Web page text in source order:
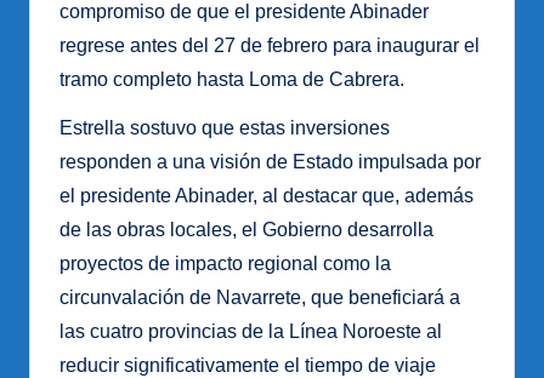
compromiso de que el presidente Abinader
regrese antes del 27 de febrero para inaugurar el
tramo completo hasta Loma de Cabrera.
Estrella sostuvo que estas inversiones
responden a una visión de Estado impulsada por
el presidente Abinader, al destacar que, además
de las obras locales, el Gobierno desarrolla
proyectos de impacto regional como la
circunvalación de Navarrete, que beneficiará a
las cuatro provincias de la Línea Noroeste al
reducir significativamente el tiempo de viaje